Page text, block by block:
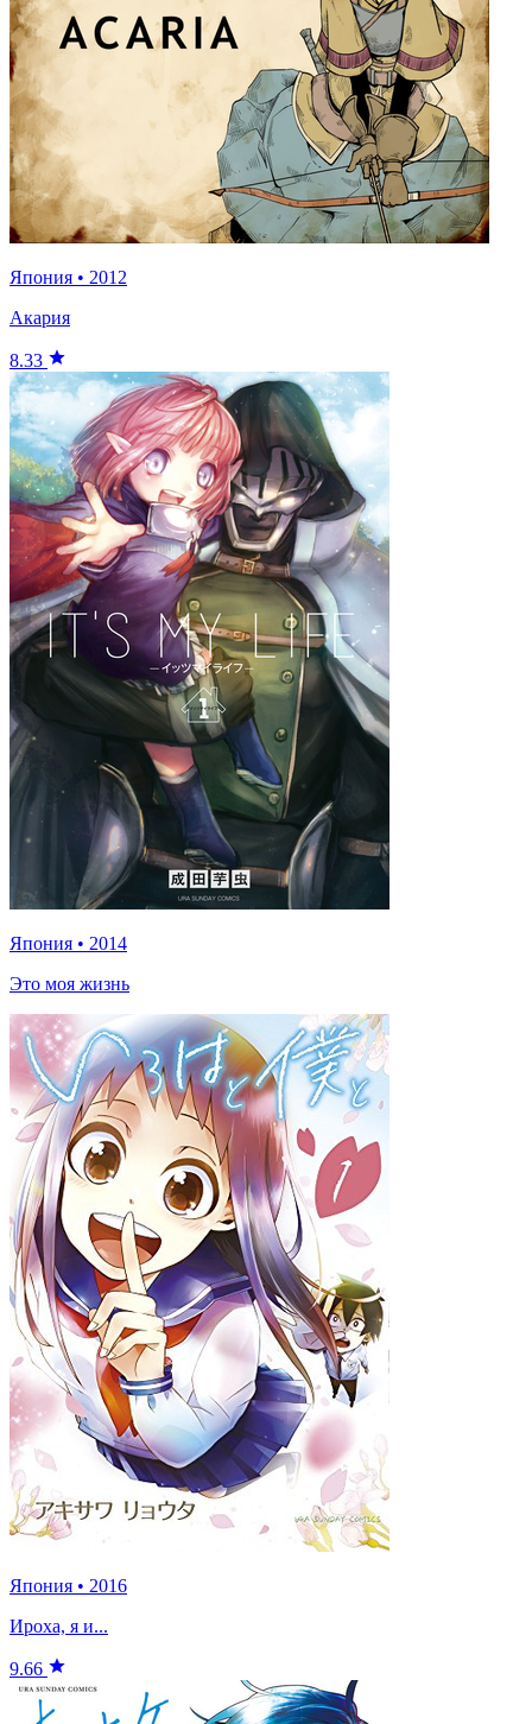
Япония • 2012
Акария
8.33
Япония • 2014
Это моя жизнь
Япония • 2016
Ироха, я и...
9.66